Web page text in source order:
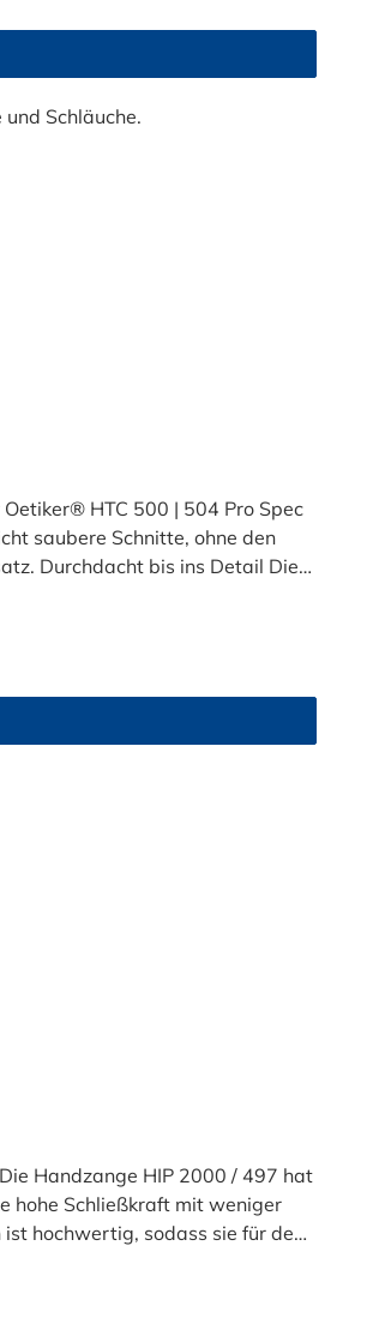
sauberer und leichter!
HTC 500 | 504 Pro Spec
saubere Schnitte, ohne den
Durchdacht bis ins Detail Die
Schlauchabschneider inklusive
für Ihre Arbeit!
Handzange HIP 2000 / 497 hat
hohe Schließkraft mit weniger
hochwertig, sodass sie für den